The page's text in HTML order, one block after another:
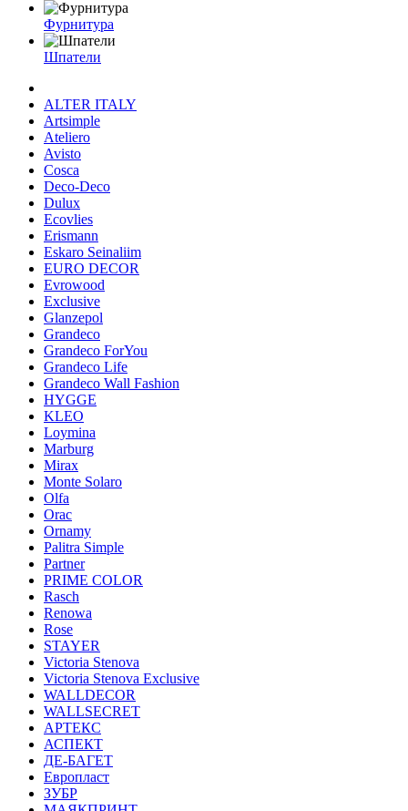
Фурнитура
Шпатели
ALTER ITALY
Artsimple
Ateliero
Avisto
Cosca
Deco-Deco
Dulux
Ecovlies
Erismann
Eskaro Seinaliim
EURO DECOR
Evrowood
Exclusive
Glanzepol
Grandeco
Grandeco ForYou
Grandeco Life
Grandeco Wall Fashion
HYGGE
KLEO
Loymina
Marburg
Mirax
Monte Solaro
Olfa
Orac
Ornamy
Palitra Simple
Partner
PRIME COLOR
Rasch
Renowa
Rose
STAYER
Victoria Stenova
Victoria Stenova Exclusive
WALLDECOR
WALLSECRET
АРТЕКС
АСПЕКТ
ДЕ-БАГЕТ
Европласт
ЗУБР